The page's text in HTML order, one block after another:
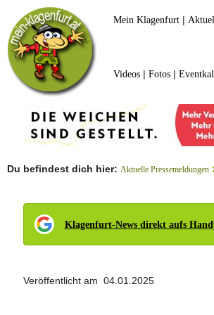
Mein Klagenfurt|
Videos| Fotos|
Du befindest dich hier: Aktuelle Pressemeldungen
Klagenfurt-News direkt aufs
Veröffentlicht am 04.01.2025